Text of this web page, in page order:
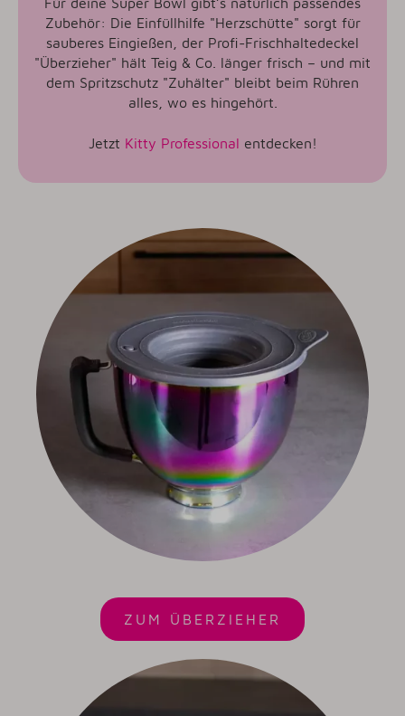
Zubehör: Die Einfüllhilfe "Herzschütte" sorgt für
sauberes Eingießen, der Profi-Frischhaltedeckel
"Überzieher" hält Teig & Co. länger frisch – und mit
dem Spritzschutz "Zuhälter" bleibt beim Rühren
alles, wo es hingehört.
Jetzt Kitty Professional entdecken!
ZUM ÜBERZIEHER